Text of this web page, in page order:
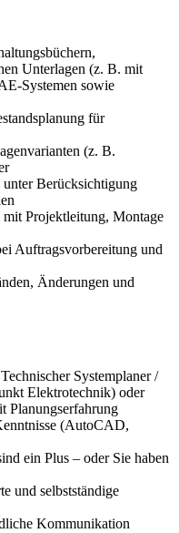
Unterlagen (z. B. mit
Systemen sowie
für
(z. B.
unter Berücksichtigung
Projektleitung, Montage
Auftragsvorbereitung und
Änderungen und
Systemplaner /
Elektrotechnik) oder
Planungserfahrung
(AutoCAD,
ein Plus – oder Sie haben
und selbstständige
Kommunikation